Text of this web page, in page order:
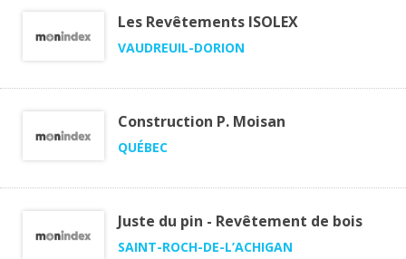
Les Revêtements ISOLEX
VAUDREUIL-DORION
Construction P. Moisan
QUÉBEC
Juste du pin - Revêtement de bois
SAINT-ROCH-DE-L’ACHIGAN